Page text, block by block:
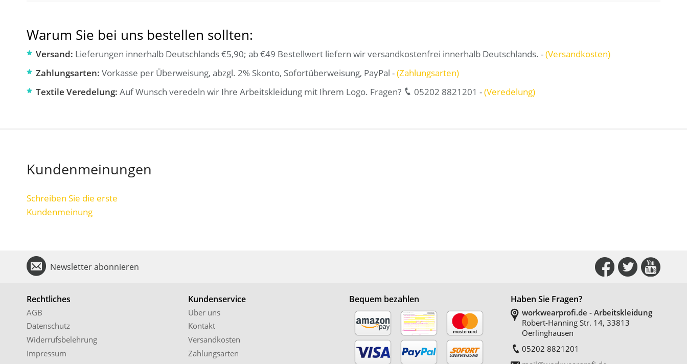
Warum Sie bei uns bestellen sollten:
Versand: Lieferungen innerhalb Deutschlands €5,90; ab €49 Bestellwert liefern wir versandkostenfrei innerhalb Deutschlands. -(Versandkosten)
Zahlungsarten: Vorkasse per Überweisung, abzgl. 2% Skonto, Sofortüberweisung, PayPal -(Zahlungsarten)
Textile Veredelung: Auf Wunsch veredeln wir Ihre Arbeitskleidung mit Ihrem Logo. Fragen? 05202 8821201 -(Veredelung)
Kundenmeinungen
Schreiben Sie die erste
Kundenmeinung
Newsletter abonnieren
Us
on
Connect
Us
on
Rechtliches
AGB
Datenschutz
Widerrufsbelehrung
Impressum
Kundenservice
Über uns
Kontakt
Versandkosten
Zahlungsarten
Bequem bezahlen Haben Sie Fragen?
workwearprofi.de - Arbeitskleidung
Robert-Hanning Str. 14, 33813
Oerlinghausen
05202 8821201